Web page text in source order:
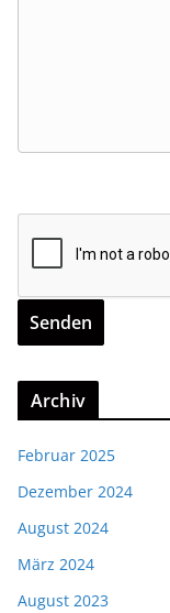
Archiv
Februar 2025
Dezember 2024
August 2024
März 2024
August 2023